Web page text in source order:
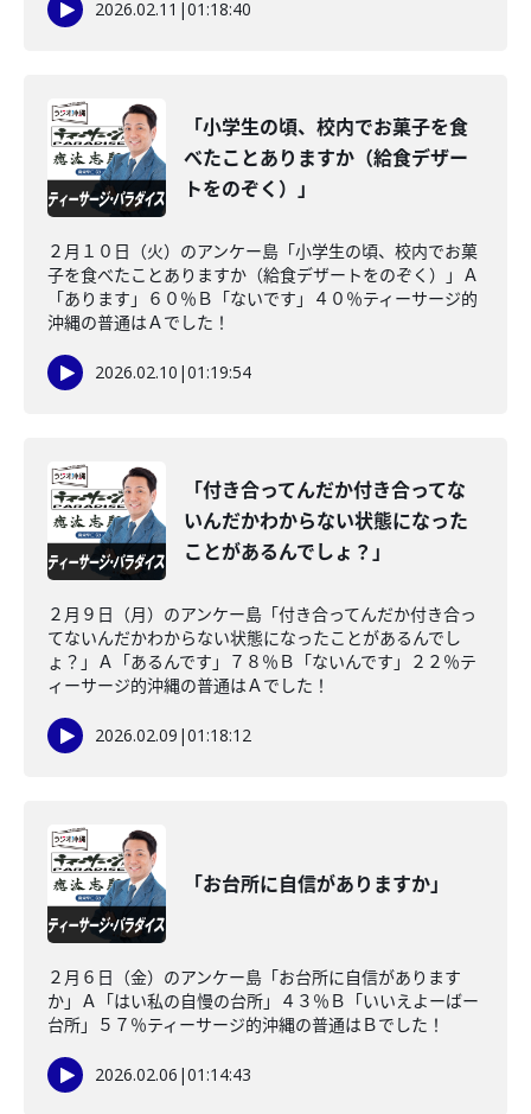
2026.02.11 |01:18:40
「小学生の頃、校内でお菓子を食
べたことありますか（給食デザー
トをのぞく）」
２月１０日（火）のアンケー島「小学生の頃、校内でお菓
子を食べたことありますか（給食デザートをのぞく）」Ａ
「あります」６０％Ｂ「ないです」４０％ティーサージ的
沖縄の普通はＡでした！
2026.02.10 |01:19:54
「付き合ってんだか付き合ってな
いんだかわからない状態になった
ことがあるんでしょ？」
２月９日（月）のアンケー島「付き合ってんだか付き合っ
てないんだかわからない状態になったことがあるんでし
ょ？」Ａ「あるんです」７８％Ｂ「ないんです」２２％テ
ィーサージ的沖縄の普通はＡでした！
2026.02.09 |01:18:12
「お台所に自信がありますか」
２月６日（金）のアンケー島「お台所に自信があります
か」Ａ「はい私の自慢の台所」４３％Ｂ「いいえよーばー
台所」５７％ティーサージ的沖縄の普通はＢでした！
2026.02.06 |01:14:43